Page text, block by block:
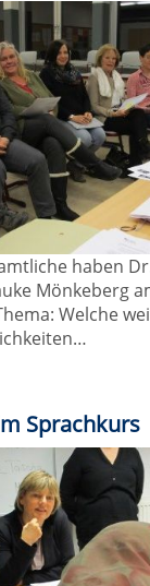
haben
Mönkeberg
Welche
Sprachkurs